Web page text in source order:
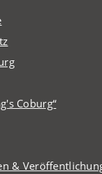
Coburg“
&